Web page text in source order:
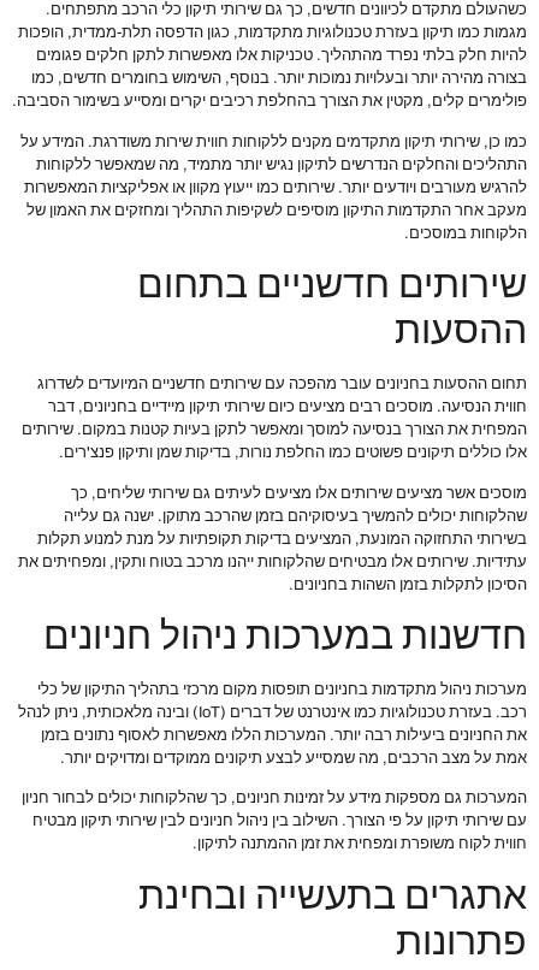
כשהעולם מתקדם לכיוונים חדשים, כך גם שירותי תיקון כלי הרכב מתפתחים.
מגמות כמו תיקון בעזרת טכנולוגיות מתקדמות, כגון הדפסה תלת-ממדית, הופכות
להיות חלק בלתי נפרד מהתהליך. טכניקות אלו מאפשרות לתקן חלקים פגומים
בצורה מהירה יותר ובעלויות נמוכות יותר. בנוסף, השימוש בחומרים חדשים, כמו
פולימרים קלים, מקטין את הצורך בהחלפת רכיבים יקרים ומסייע בשימור הסביבה.
כמו כן, שירותי תיקון מתקדמים מקנים ללקוחות חווית שירות משודרגת. המידע על
התהליכים והחלקים הנדרשים לתיקון נגיש יותר מתמיד, מה שמאפשר ללקוחות
להרגיש מעורבים ויודעים יותר. שירותים כמו ייעוץ מקוון או אפליקציות המאפשרות
מעקב אחר התקדמות התיקון מוסיפים לשקיפות התהליך ומחזקים את האמון של
הלקוחות במוסכים.
שירותים חדשניים בתחום
ההסעות
תחום ההסעות בחניונים עובר מהפכה עם שירותים חדשניים המיועדים לשדרוג
חווית הנסיעה. מוסכים רבים מציעים כיום שירותי תיקון מיידיים בחניונים, דבר
המפחית את הצורך בנסיעה למוסך ומאפשר לתקן בעיות קטנות במקום. שירותים
אלו כוללים תיקונים פשוטים כמו החלפת נורות, בדיקות שמן ותיקון פנצ'רים.
מוסכים אשר מציעים שירותים אלו מציעים לעיתים גם שירותי שליחים, כך
שהלקוחות יכולים להמשיך בעיסוקיהם בזמן שהרכב מתוקן. ישנה גם עלייה
בשירותי התחזוקה המונעת, המציעים בדיקות תקופתיות על מנת למנוע תקלות
עתידיות. שירותים אלו מבטיחים שהלקוחות ייהנו מרכב בטוח ותקין, ומפחיתים את
הסיכון לתקלות בזמן השהות בחניונים.
חדשנות במערכות ניהול חניונים
מערכות ניהול מתקדמות בחניונים תופסות מקום מרכזי בתהליך התיקון של כלי
רכב. בעזרת טכנולוגיות כמו אינטרנט של דברים (IoT) ובינה מלאכותית, ניתן לנהל
את החניונים ביעילות רבה יותר. המערכות הללו מאפשרות לאסוף נתונים בזמן
אמת על מצב הרכבים, מה שמסייע לבצע תיקונים ממוקדים ומדויקים יותר.
המערכות גם מספקות מידע על זמינות חניונים, כך שהלקוחות יכולים לבחור חניון
עם שירותי תיקון על פי הצורך. השילוב בין ניהול חניונים לבין שירותי תיקון מבטיח
חווית לקוח משופרת ומפחית את זמן ההמתנה לתיקון.
אתגרים בתעשייה ובחינת
פתרונות